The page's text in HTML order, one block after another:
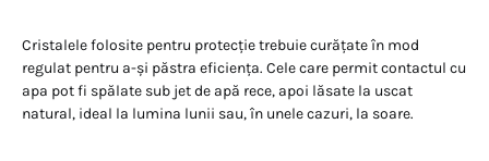
Cristalele folosite pentru protecție trebuie curățate în mod
regulat pentru a-și păstra eficiența. Cele care permit contactul cu
apa pot fi spălate sub jet de apă rece, apoi lăsate la uscat
natural, ideal la lumina lunii sau, în unele cazuri, la soare.